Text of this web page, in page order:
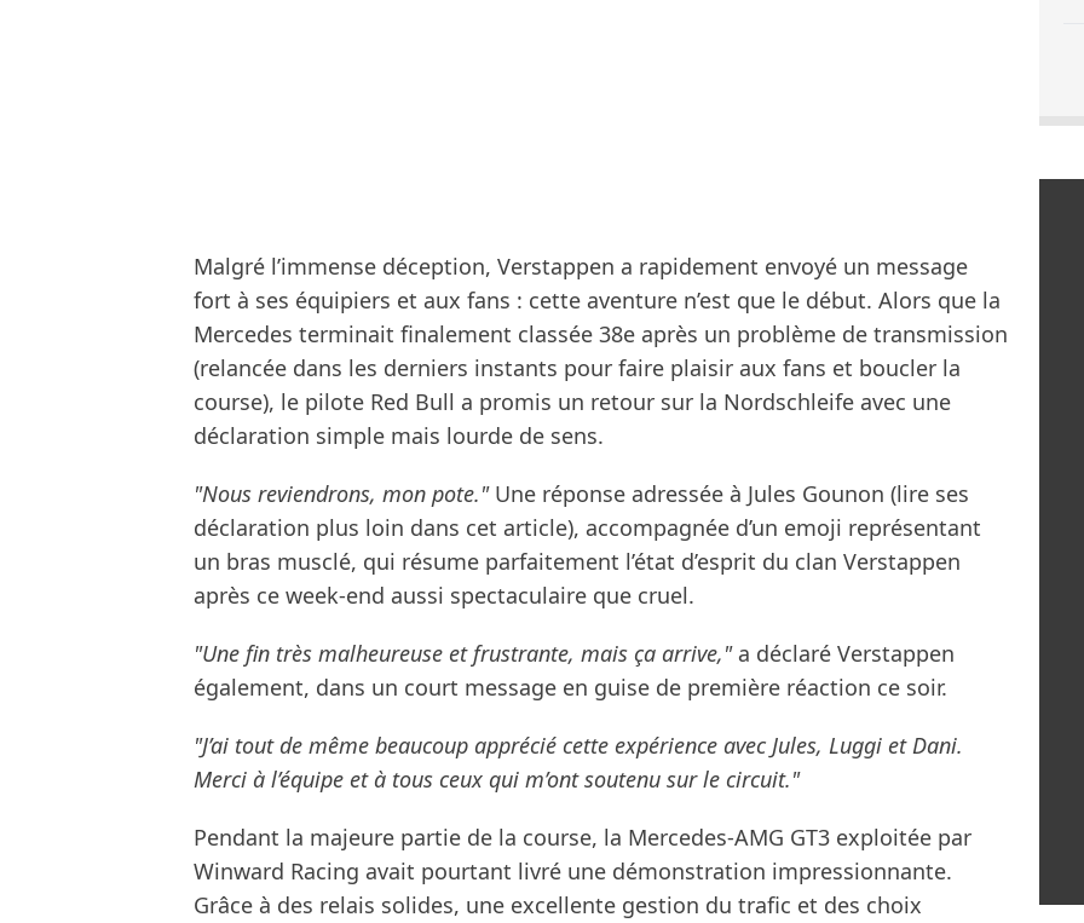
Malgré l’immense déception, Verstappen a rapidement envoyé un message
fort à ses équipiers et aux fans : cette aventure n’est que le début. Alors que la
Mercedes terminait finalement classée 38e après un problème de transmission
(relancée dans les derniers instants pour faire plaisir aux fans et boucler la
course), le pilote Red Bull a promis un retour sur la Nordschleife avec une
déclaration simple mais lourde de sens.
"Nous reviendrons, mon pote."Une réponse adressée à Jules Gounon (lire ses
déclaration plus loin dans cet article), accompagnée d’un emoji représentant
un bras musclé, qui résume parfaitement l’état d’esprit du clan Verstappen
après ce week-end aussi spectaculaire que cruel.
"Une fin très malheureuse et frustrante, mais ça arrive,"a déclaré Verstappen
également, dans un court message en guise de première réaction ce soir.
"J’ai tout de même beaucoup apprécié cette expérience avec Jules, Luggi et Dani.
Merci à l’équipe et à tous ceux qui m’ont soutenu sur le circuit."
Pendant la majeure partie de la course, la Mercedes-AMG GT3 exploitée par
Winward Racing avait pourtant livré une démonstration impressionnante.
Grâce à des relais solides, une excellente gestion du trafic et des choix